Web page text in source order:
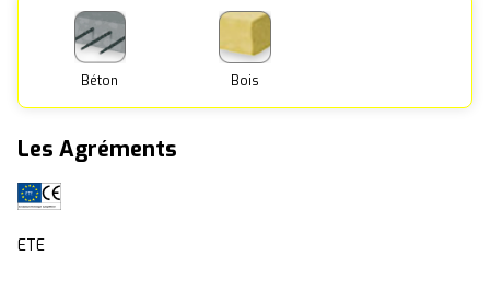
Béton Bois
Les Agréments
ETE